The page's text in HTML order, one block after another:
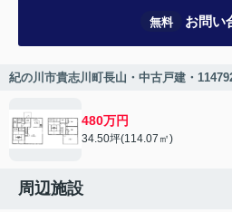
無料 お問い
紀の川市貴志川町長山・中古戸建・
480万円
34.50坪(114.07㎡)
周辺施設